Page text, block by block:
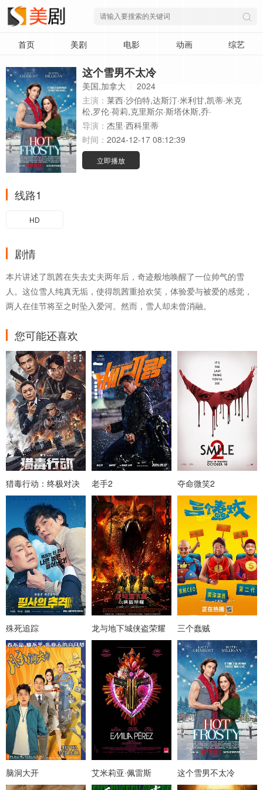
首页 美剧 电影 动画 综艺
这个雪男不太冷
美国,加拿大
2024
主演： 莱西·沙伯特,达斯汀·米利甘,凯蒂·米克
松,罗伦·荷莉,克里斯尔·斯塔休斯,乔·
导演： 杰里·西科里蒂
时间： 2024-12-17 08:12:39
立即播放
线路1
HD
剧情
本片讲述了凯茜在失去丈夫两年后，奇迹般地唤醒了一位帅气的雪
人。这位雪人纯真无垢，使得凯茜重拾欢笑，体验爱与被爱的感觉，
两人在佳节将至之时坠入爱河。然而，雪人却未曾消融。
您可能还喜欢
猎毒行动：终极对决 老手2 夺命微笑2
殊死追踪 龙与地下城侠盗荣耀 三个蠢贼
脑洞大开 艾米莉亚·佩雷斯 这个雪男不太冷